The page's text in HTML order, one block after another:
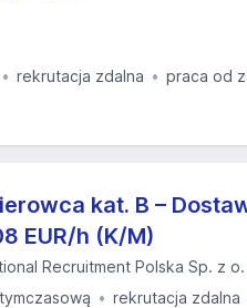
rekrutacja zdalna
praca od
kat. B –
EUR/h (K/M)
Recruitment Polska Sp. z
rekrutacja zdalna